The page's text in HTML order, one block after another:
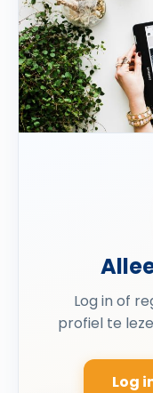
Log in of
profiel te
Log